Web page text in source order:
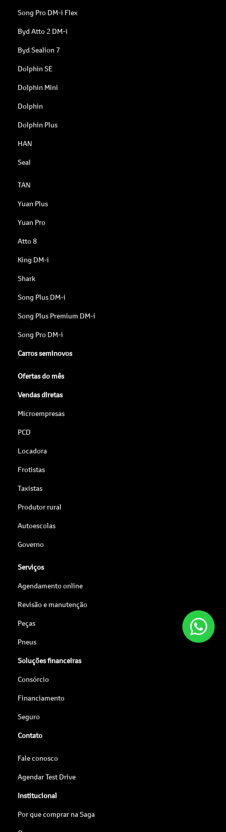
Song Pro DM-i Flex
Byd Atto 2 DM-i
Byd Sealion 7
Dolphin SE
Dolphin Mini
Dolphin
Dolphin Plus
HAN
Seal
TAN
Yuan Plus
Yuan Pro
Atto 8
King DM-i
Shark
Song Plus DM-i
Song Plus Premium DM-i
Song Pro DM-i
Carros seminovos
Ofertas do mês
Vendas diretas
Microempresas
PCD
Locadora
Frotistas
Taxistas
Produtor rural
Autoescolas
Governo
Serviços
Agendamento online
Revisão e manutenção
Peças
Pneus
Soluções financeiras
Consórcio
Financiamento
Seguro
Contato
Fale conosco
Agendar Test Drive
Institucional
Por que comprar na Saga